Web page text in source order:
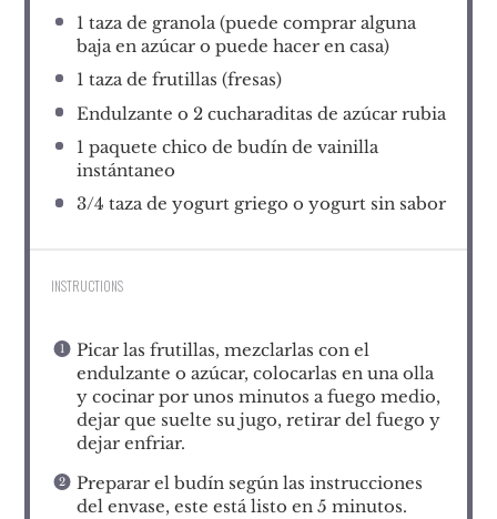
1 taza de granola (puede comprar alguna
baja en azúcar o puede hacer en casa)
1 taza de frutillas (fresas)
Endulzante o 2cucharaditas de azúcar rubia
1 paquete chico de budín de vainilla
instántaneo
3/4 taza de yogurt griego o yogurt sin sabor
INSTRUCTIONS
Picar las frutillas, mezclarlas con el
endulzante o azúcar, colocarlas en una olla
y cocinar por unos minutos a fuego medio,
dejar que suelte su jugo, retirar del fuego y
dejar enfriar.
Preparar el budín según las instrucciones
del envase, este está listo en 5 minutos.